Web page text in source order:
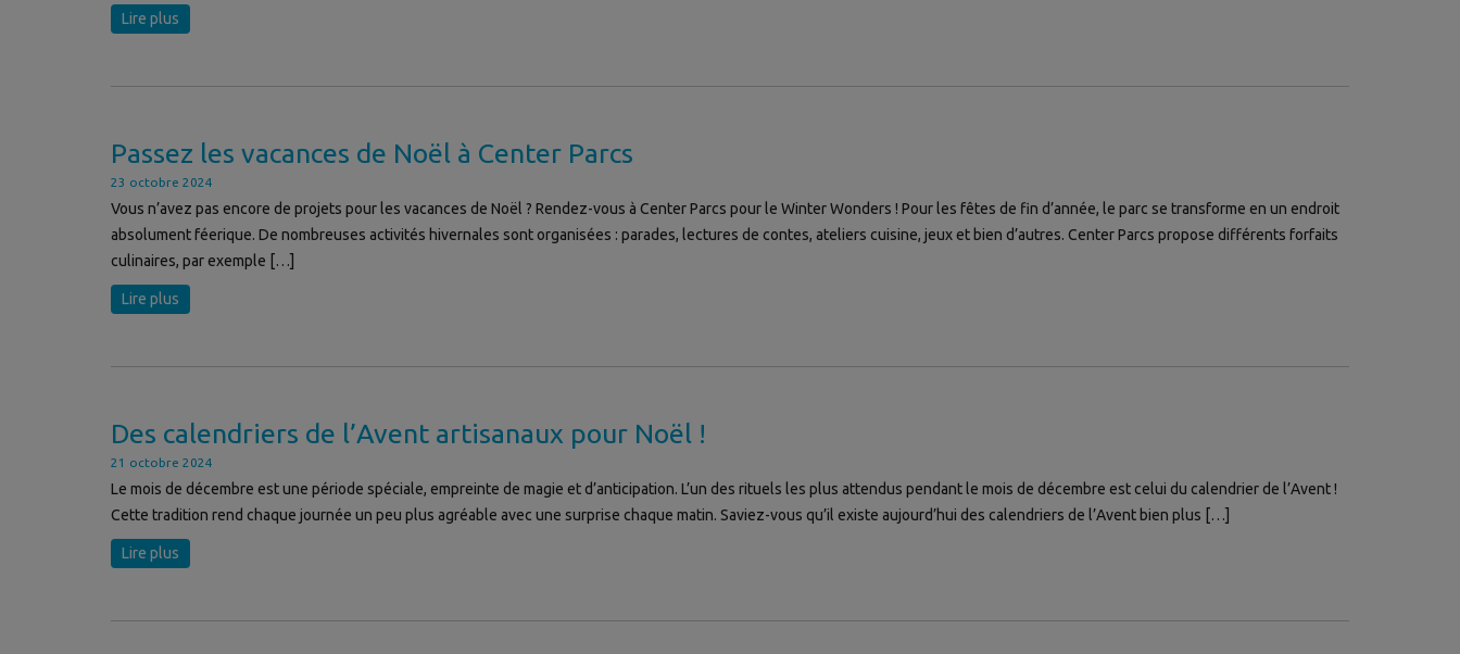
Lire plus
Passez les vacances de Noël à Center Parcs
23 octobre 2024
Vous n’avez pas encore de projets pour les vacances de Noël ? Rendez-vous à Center Parcs pour le Winter Wonders ! Pour les fêtes de fin d’année, le parc se transforme en un endroit
absolument féerique. De nombreuses activités hivernales sont organisées : parades, lectures de contes, ateliers cuisine, jeux et bien d’autres. Center Parcs propose différents forfaits
culinaires, par exemple […]
Lire plus
Des calendriers de l’Avent artisanaux pour Noël !
21 octobre 2024
Le mois de décembre est une période spéciale, empreinte de magie et d’anticipation. L’un des rituels les plus attendus pendant le mois de décembre est celui du calendrier de l’Avent !
Cette tradition rend chaque journée un peu plus agréable avec une surprise chaque matin. Saviez-vous qu’il existe aujourd’hui des calendriers de l’Avent bien plus […]
Lire plus